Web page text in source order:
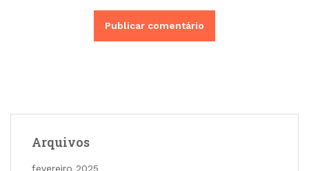
Arquivos
fevereiro 2025